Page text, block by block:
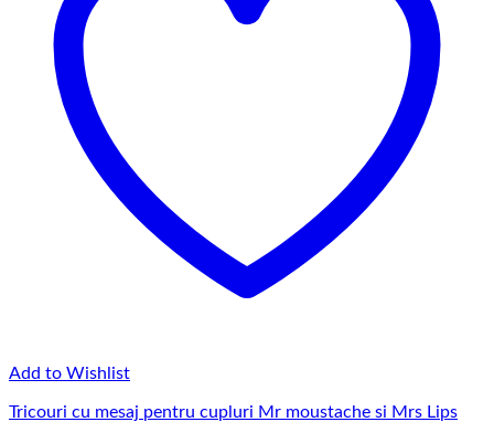
Add to Wishlist
Tricouri cu mesaj pentru cupluri Mr moustache si Mrs Lips